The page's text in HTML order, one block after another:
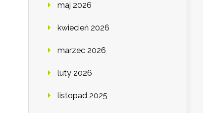
maj 2026
kwiecień 2026
marzec 2026
luty 2026
listopad 2025